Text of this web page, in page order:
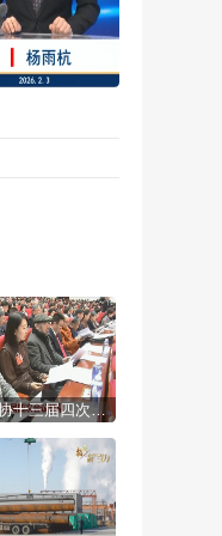
自治区政协十三届四次会议开幕